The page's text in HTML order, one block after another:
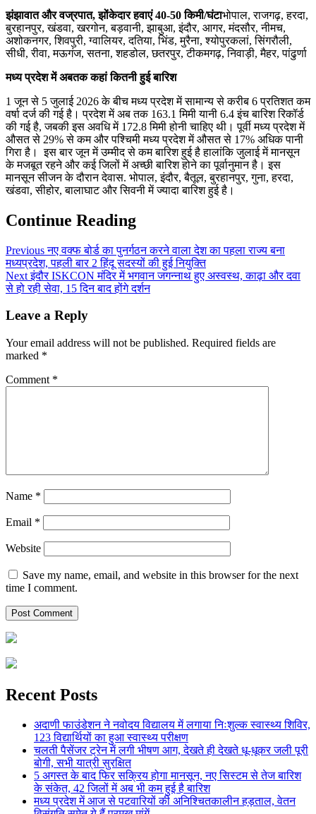
झंझावात और वज्रपात, झोंकेदार हवाएं 40-50 किमी/घंटाभोपाल, राजगढ़, हरदा,
बुरहानपुर, खंडवा, खरगोन, बड़वानी, झाबुआ, इंदौर, आगर, मंदसौर, नीमच,
अशोकनगर, शिवपुरी, ग्वालियर, दतिया, भिंड, मुरैना, श्योपुरकलां, सिंगरौली,
सीधी, रीवा, मऊगंज, सतना, शहडोल, छतरपुर, टीकमगढ़, निवाड़ी, मैहर, पांढुर्णा
मध्य प्रदेश में अबतक कहां कितनी हुई बारिश
1 जून से 5 जुलाई 2026 के बीच मध्य प्रदेश में सामान्य से करीब 6 प्रतिशत कम
वर्षा दर्ज की गई है। प्रदेश में अब तक 163.1 मिमी यानी 6.4 इंच बारिश रिकॉर्ड
की गई है, जबकी इस अवधि में 172.8 मिमी होनी चाहिए थी। पूर्वी मध्य प्रदेश में
औसत से 29% से कम और पश्चिमी मध्य प्रदेश में औसत से 17% अधिक पानी
गिरा है। इस बार जून में उम्मीद से कम बारिश हुई है हालांकि जुलाई में मानसून
के मजबूत रहने और कई जिलों में अच्छी बारिश होने का पूर्वानुमान है। इस
मानसून सीजन के दौरान देवास. भोपाल, इंदौर, बैतूल, बुरहानपुर, गुना, हरदा,
खंडवा, सीहोर, बालाघाट और सिवनी में ज्यादा बारिश हुई है।
Continue Reading
Previousनए वक्फ बोर्ड का पुनर्गठन करने वाला देश का पहला राज्य बना
मध्यप्रदेश, पहली बार 2 हिंदू सदस्यों की हुई नियुक्ति
Nextइंदौर ISKCON मंदिर में भगवान जगन्नाथ हुए अस्वस्थ, काढ़ा और दवा
से हो रही सेवा, 15 दिन बाद होंगे दर्शन
Leave a Reply
Your email address will not be published. Required fields are
marked *
Comment *
Name *
Email *
Website
Save my name, email, and website in this browser for the next
time I comment.
Recent Posts
अदाणी फाउंडेशन ने नवोदय विद्यालय में लगाया निःशुल्क स्वास्थ्य शिविर,
123 विद्यार्थियों का हुआ स्वास्थ्य परीक्षण
चलती पैसेंजर ट्रेन में लगी भीषण आग, देखते ही देखते धू-धूकर जली पूरी
बोगी, सभी यात्री सुरक्षित
5 अगस्त के बाद फिर सक्रिय होगा मानसून, नए सिस्टम से तेज बारिश
के संकेत, 42 जिलों में अब भी कम हुई है बारिश
मध्य प्रदेश में आज से पटवारियों की अनिश्चितकालीन हड़ताल, वेतन